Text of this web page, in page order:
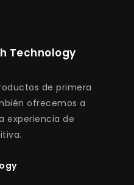
Technology
de primera
ofrecemos a
experiencia de